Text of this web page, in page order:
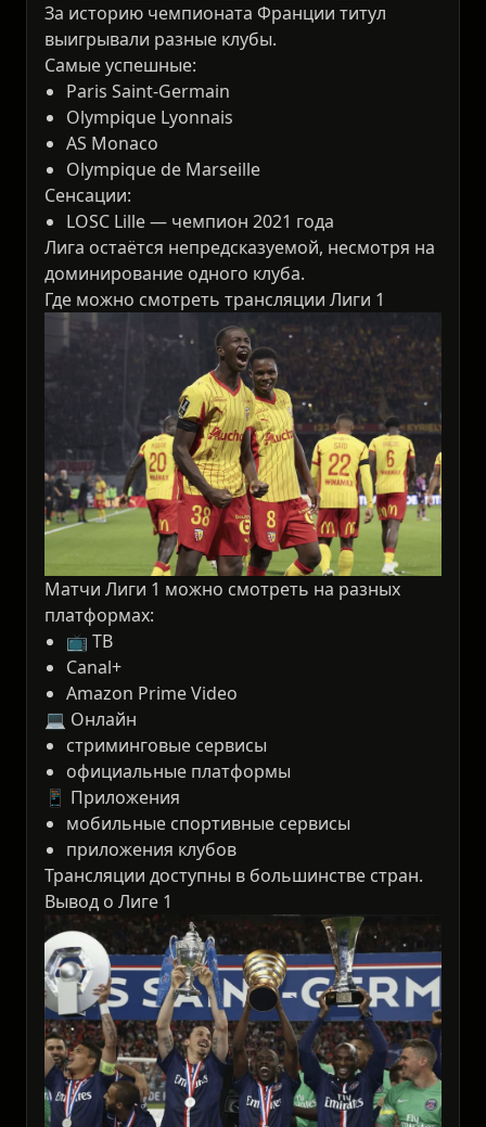
За историю чемпионата Франции титул
выигрывали разные клубы.
Самые успешные:
Paris Saint-Germain
Olympique Lyonnais
AS Monaco
Olympique de Marseille
Сенсации:
LOSC Lille — чемпион 2021 года
Лига остаётся непредсказуемой, несмотря на
доминирование одного клуба.
Где можно смотреть трансляции Лиги 1
Матчи Лиги 1 можно смотреть на разных
платформах:
📺 ТВ
Canal+
Amazon Prime Video
💻 Онлайн
стриминговые сервисы
официальные платформы
📱 Приложения
мобильные спортивные сервисы
приложения клубов
Трансляции доступны в большинстве стран.
Вывод о Лиге 1